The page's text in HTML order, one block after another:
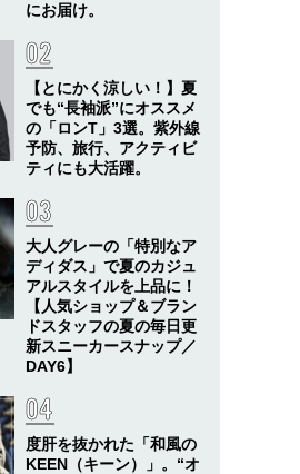
にお届け。
【とにかく涼しい！】夏
でも“長袖派”にオススメ
の「ロンT」3選。紫外線
予防、旅行、アクティビ
ティにも大活躍。
大人グレーの「特別なア
ディダス」で夏のカジュ
アルスタイルを上品に！
【人気ショップ＆ブラン
ドスタッフの夏の毎日更
新スニーカースナップ／
DAY6】
度肝を抜かれた「和風の
KEEN（キーン）」。“オ